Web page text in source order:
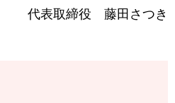
代表取締役 藤田さつき